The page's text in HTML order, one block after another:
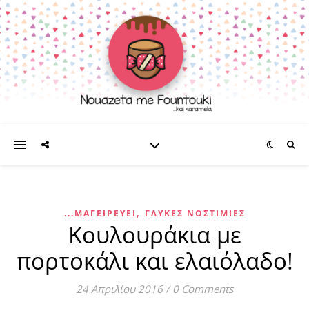
...ΜΑΓΕΙΡΕΎΕΙ , ΓΛΥΚΈΣ ΝΟΣΤΙΜΙΈΣ
Κουλουράκια με
πορτοκάλι και ελαιόλαδο!
24 Απριλίου 2016 / 0 Comments